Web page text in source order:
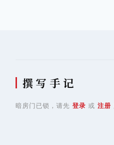
撰 写 手 记
暗房门已锁，请先 登录 或 注册